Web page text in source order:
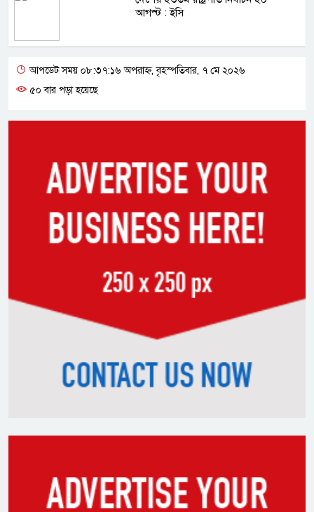
আগস্ট : ইসি
আপডেট সময় ০৮:৩৭:১৬ অপরাহ্ন, বৃহস্পতিবার, ৭ মে ২০২৬
৫০ বার পড়া হয়েছে